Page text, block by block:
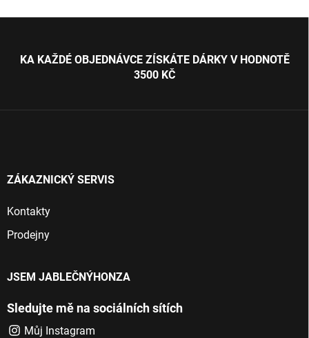
KA KAŽDÉ OBJEDNÁVCE ZÍSKÁTE DÁRKY V HODNOTĚ
3500 KČ
ZÁKAZNICKÝ SERVIS
Kontakty
Prodejny
JSEM JABLEČNÝHONZA
Sledujte mě na sociálních sítích
Můj Instagram